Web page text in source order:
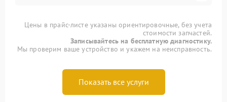
Цены в прайс-листе указаны ориентировочные, без учета
стоимости запчастей.
Записывайтесь на бесплатную диагностику.
Мы проверим ваше устройство и укажем на неисправность.
Показать все услуги